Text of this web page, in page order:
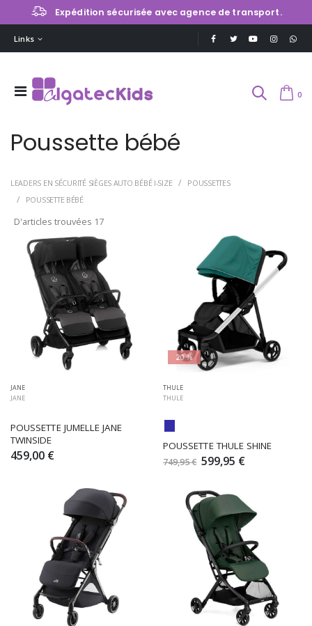
Expédition sécurisée avec agence de transport.
Links
0
Poussette bébé
LEADERS EN SÉCURITÉ SIÈGES AUTO BÉBÉ I-SIZE
POUSSETTES
POUSSETTE BÉBÉ
D'articles trouvées 17
JANE
JANE
POUSSETTE JUMELLE JANE
TWINSIDE
459,00 €
20 %
THULE
THULE
POUSSETTE THULE SHINE
749,95 € 599,95 €